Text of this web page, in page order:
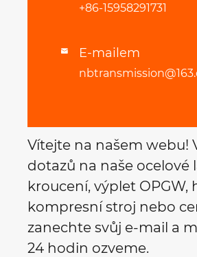
+86-15958291731
 E-mailem
Vítejte na našem webu!
dotazů na naše ocelové
kroucení, výplet OPGW,
kompresní stroj nebo
zanechte svůj e-mail a
24 hodin ozveme.